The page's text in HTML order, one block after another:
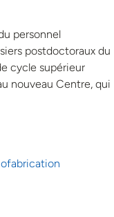
personnel
postdoctoraux du
cycle supérieur
nouveau Centre, qui